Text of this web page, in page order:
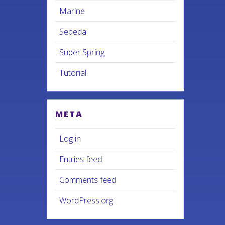
Marine
Sepeda
Super Spring
Tutorial
META
Log in
Entries feed
Comments feed
WordPress.org